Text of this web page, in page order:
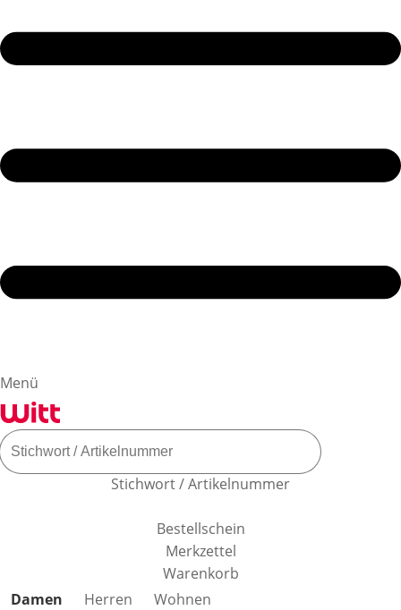
Menü
Stichwort / Artikelnummer
Bestellschein
Merkzettel
Warenkorb
Produktkategorien überspringen
Damen Herren
Wohnen